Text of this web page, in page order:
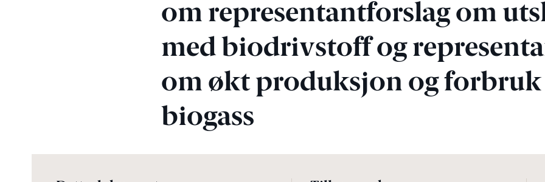
om representantforslag om
med biodrivstoff og
om økt produksjon og forbruk
biogass